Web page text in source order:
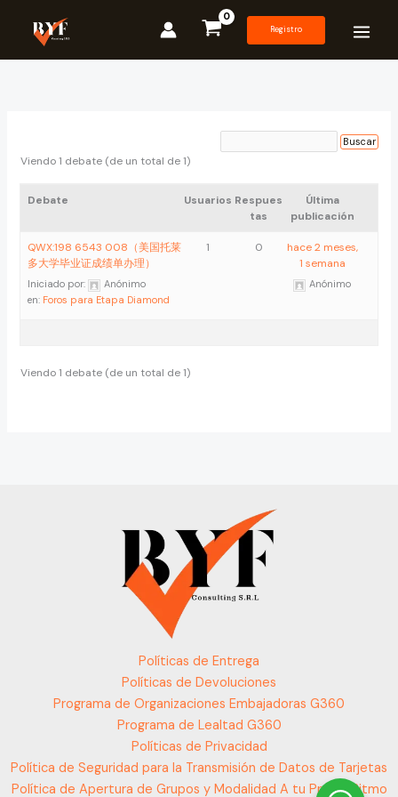
contenido
Registro
Viendo 1 debate (de un total de 1)
Debate Usuarios Respues
tas
Última
publicación
QWX:198 6543 008（美国托莱
多大学毕业证成绩单办理）
Iniciado por:
Anónimo
en: Foros para Etapa Diamond
1 0
hace 2 meses,
1 semana
Anónimo
Viendo 1 debate (de un total de 1)
Políticas de Entrega
Políticas de Devoluciones
Programa de Organizaciones Embajadoras G360
Programa de Lealtad G360
Políticas de Privacidad
Política de Seguridad para la Transmisión de Datos de Tarjetas
Política de Apertura de Grupos y Modalidad A tu Propio Ritmo